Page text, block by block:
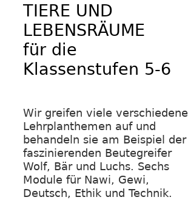
TIERE UND
LEBENSRÄUME
für die
Klassenstufen 5-6
Wir greifen viele verschiedene
Lehrplanthemen auf und
behandeln sie am Beispiel der
faszinierenden Beutegreifer
Wolf, Bär und Luchs. Sechs
Module für Nawi, Gewi,
Deutsch, Ethik und Technik.